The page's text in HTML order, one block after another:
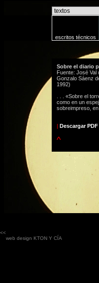
escritos técnicos
Sobre el diario
Fuente: José Val
Gonzalo Sáenz
1992)
. . . «Sobre el
como en un
sobreimpreso, en
| Descargar PDF
^
<<
web design KTON Y CÍA